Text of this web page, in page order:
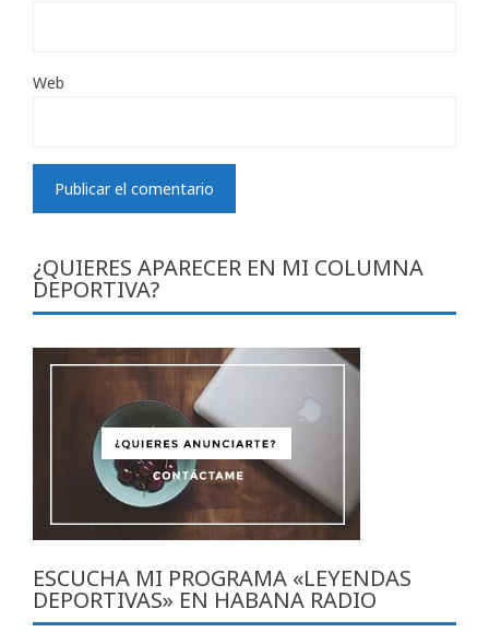
Web
¿QUIERES APARECER EN MI COLUMNA
DEPORTIVA?
ESCUCHA MI PROGRAMA «LEYENDAS
DEPORTIVAS» EN HABANA RADIO